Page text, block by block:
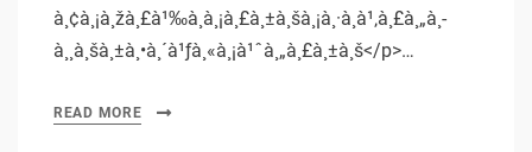
à¸¢à¸¡à¸žà¸£à¹‰à¸­à¸¡à¸£à¸±à¸šà¸¡à¸·à¸­à¹‚à¸£à¸„à¸­
à¸¸à¸šà¸±à¸•à¸´à¹ƒà¸«à¸¡à¹ˆà¸„à¸£à¸±à¸š</p>…
READ MORE